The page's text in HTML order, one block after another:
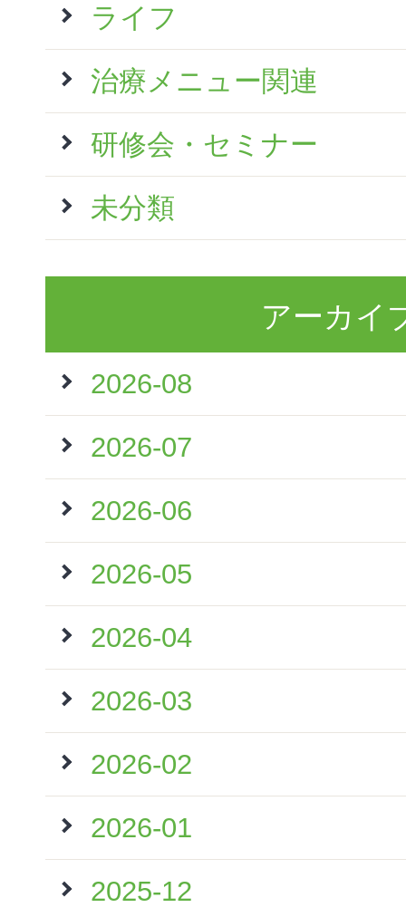
ライフ
治療メニュー関連
研修会・セミナー
未分類
アーカイ
2026-08
2026-07
2026-06
2026-05
2026-04
2026-03
2026-02
2026-01
2025-12